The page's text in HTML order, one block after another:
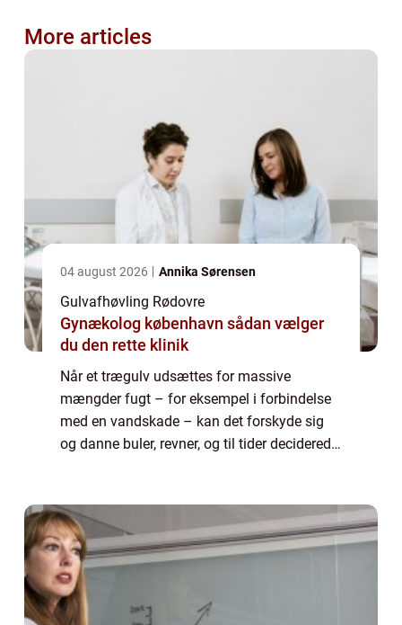
More articles
04 august 2026 Annika Sørensen
Gulvafhøvling Rødovre
Gynækolog københavn sådan vælger
du den rette klinik
Når et trægulv udsættes for massive
mængder fugt – for eksempel i forbindelse
med en vandskade – kan det forskyde sig
og danne buler, revner, og til tider deciderede